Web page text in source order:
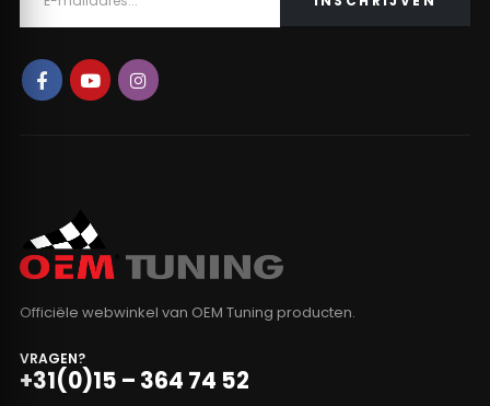
Officiële webwinkel van OEM Tuning producten.
VRAGEN?
+31(0)15 – 364 74 52